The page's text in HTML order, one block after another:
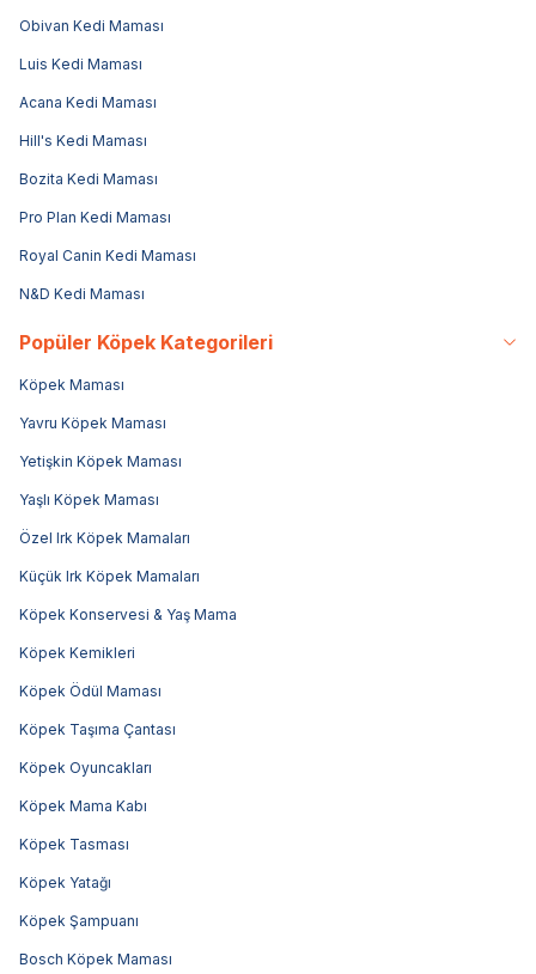
Obivan Kedi Maması
Luis Kedi Maması
Acana Kedi Maması
Hill's Kedi Maması
Bozita Kedi Maması
Pro Plan Kedi Maması
Royal Canin Kedi Maması
N&D Kedi Maması
Popüler Köpek Kategorileri
Köpek Maması
Yavru Köpek Maması
Yetişkin Köpek Maması
Yaşlı Köpek Maması
Özel Irk Köpek Mamaları
Küçük Irk Köpek Mamaları
Köpek Konservesi & Yaş Mama
Köpek Kemikleri
Köpek Ödül Maması
Köpek Taşıma Çantası
Köpek Oyuncakları
Köpek Mama Kabı
Köpek Tasması
Köpek Yatağı
Köpek Şampuanı
Bosch Köpek Maması